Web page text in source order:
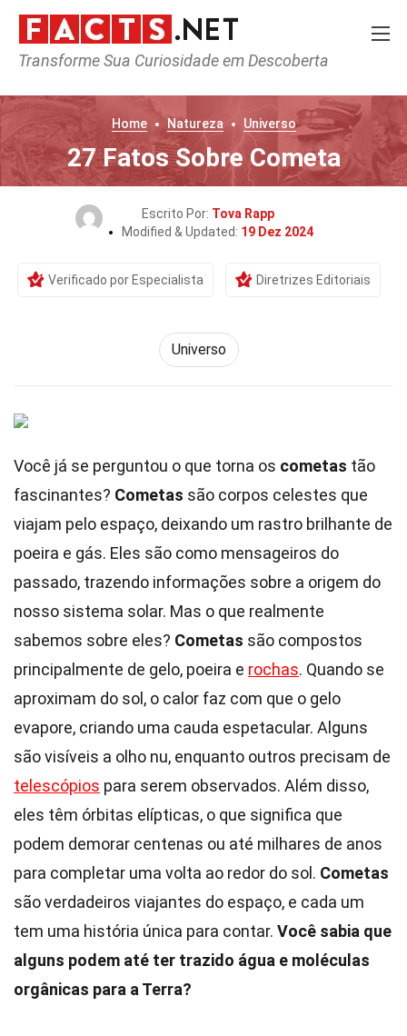
Transforme Sua Curiosidade em Descoberta
Home Natureza Universo
27 Fatos Sobre Cometa
Escrito Por: Tova Rapp
Modified & Updated: 19 Dez 2024
Verificado por Especialista Diretrizes Editoriais
Universo
Você já se perguntou o que torna os cometas tão
fascinantes? Cometas são corpos celestes que
viajam pelo espaço, deixando um rastro brilhante de
poeira e gás. Eles são como mensageiros do
passado, trazendo informações sobre a origem do
nosso sistema solar. Mas o que realmente
sabemos sobre eles? Cometas são compostos
principalmente de gelo, poeira e rochas. Quando se
aproximam do sol, o calor faz com que o gelo
evapore, criando uma cauda espetacular. Alguns
são visíveis a olho nu, enquanto outros precisam de
telescópios para serem observados. Além disso,
eles têm órbitas elípticas, o que significa que
podem demorar centenas ou até milhares de anos
para completar uma volta ao redor do sol. Cometas
são verdadeiros viajantes do espaço, e cada um
tem uma história única para contar. Você sabia que
alguns podem até ter trazido água e moléculas
orgânicas para a Terra?